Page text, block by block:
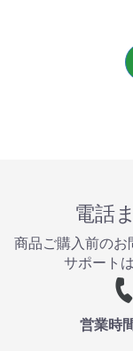
電話
商品ご購⼊前の
サポート
営業時